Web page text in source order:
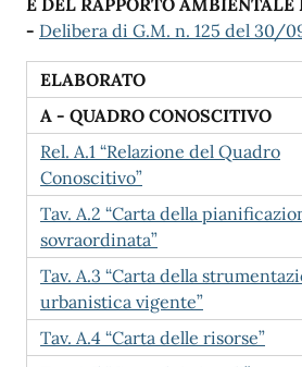
E DEL RAPPORTO
- Delibera di G.M. n. 125 del 30/
ELABORATO
A - QUADRO CONOSCITIVO
Rel. A.1 “Relazione del Quadro
Conoscitivo”
Tav. A.2 “Carta della
sovraordinata”
Tav. A.3 “Carta della
urbanistica vigente”
Tav. A.4 “Carta delle risorse”